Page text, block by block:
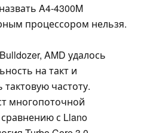
A4-4300M
процессором нельзя.
AMD удалось
на такт и
частоту.
многопоточной
с Llano